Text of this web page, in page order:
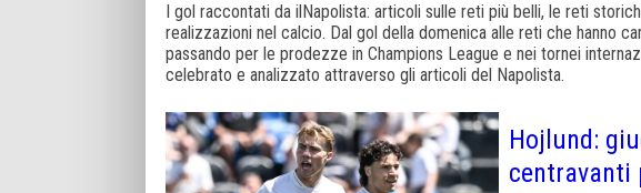
I gol raccontati da ilNapolista: articoli sulle reti più belli, le reti
realizzazioni nel calcio. Dal gol della domenica alle reti che hanno
passando per le prodezze in Champions League e nei tornei
celebrato e analizzato attraverso gli articoli del Napolista.
Hojlund:
centravanti